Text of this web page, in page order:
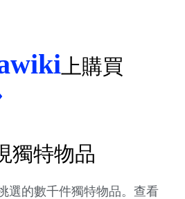
上購買
獨特物品
選的數千件獨特物品。查看